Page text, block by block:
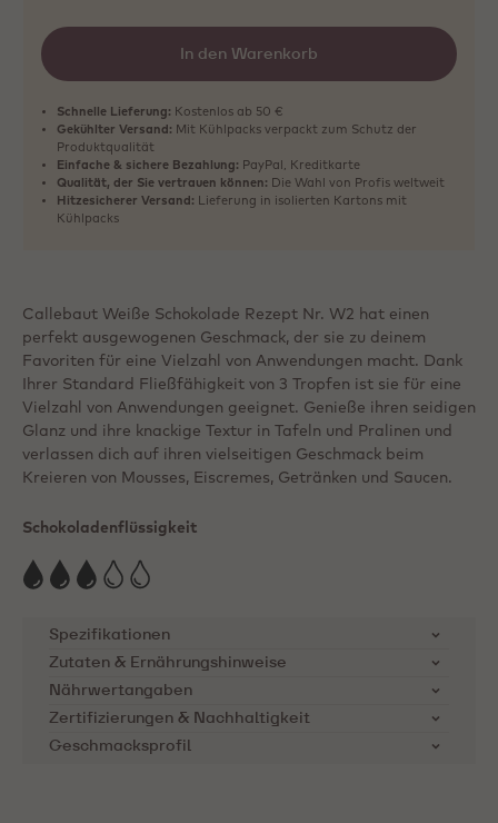
In den Warenkorb
Schnelle Lieferung: Kostenlos ab 50 €
Gekühlter Versand: Mit Kühlpacks verpackt zum Schutz der
Produktqualität
Einfache & sichere Bezahlung: PayPal, Kreditkarte
Qualität, der Sie vertrauen können: Die Wahl von Profis weltweit
Hitzesicherer Versand: Lieferung in isolierten Kartons mit
Kühlpacks
Callebaut Weiße Schokolade Rezept Nr. W2 hat einen
perfekt ausgewogenen Geschmack, der sie zu deinem
Favoriten für eine Vielzahl von Anwendungen macht. Dank
Ihrer Standard Fließfähigkeit von 3 Tropfen ist sie für eine
Vielzahl von Anwendungen geeignet. Genieße ihren seidigen
Glanz und ihre knackige Textur in Tafeln und Pralinen und
verlassen dich auf ihren vielseitigen Geschmack beim
Kreieren von Mousses, Eiscremes, Getränken und Saucen.
Schokoladenflüssigkeit
Spezifikationen
Artikelnummer W2-E0-D94
Produktkategorie Weiße Schokolade
Zutaten & Ernährungshinweise
Zutaten: Zucker, Kakaobutter, Vollmilchpulver,
Emulgator: Lecithine (SOJA), natürliches
Nährwertangaben
Nährstoffe pro 100g
Zertifizierungen & Nachhaltigkeit
Cocoa Horizons Foundation
Geschmacksprofil